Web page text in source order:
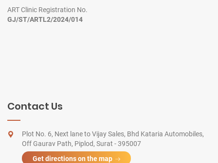
ART Clinic Registration No.
GJ/ST/ARTL2/2024/014
Contact Us
Plot No. 6, Next lane to Vijay Sales, Bhd Kataria Automobiles,
Off Gaurav Path, Piplod, Surat - 395007
Get directions on the map